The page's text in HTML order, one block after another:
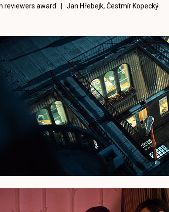
reviewers award | Jan Hřebejk, Čestmír Kopecký